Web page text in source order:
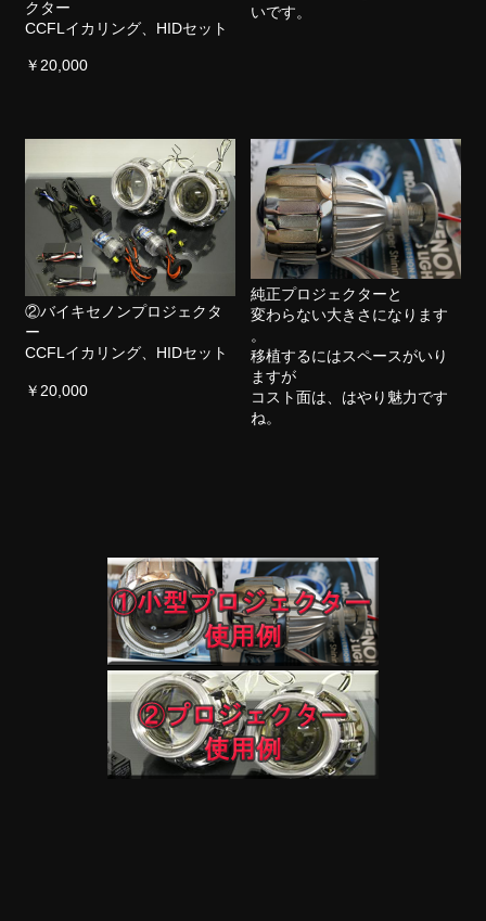
クター
CCFLイカリング、HIDセット
￥20,000
いです。
②バイキセノンプロジェクタ
ー
CCFLイカリング、HIDセット
￥20,000
純正プロジェクターと
変わらない大きさになります
。
移植するにはスペースがいり
ますが
コスト面は、はやり魅力です
ね。